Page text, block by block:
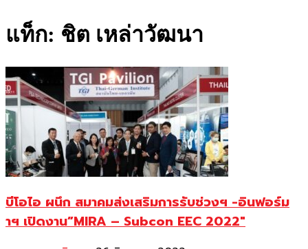
แท็ก: ชิต เหล่าวัฒนา
บีโอไอ ผนึก สมาคมส่งเสริมการรับช่วงฯ -อินฟอร์ม
าฯ เปิดงาน”MIRA – Subcon EEC 2022″